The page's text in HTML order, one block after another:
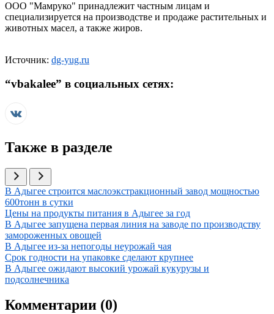
ООО "Мамруко" принадлежит частным лицам и
специализируется на производстве и продаже растительных и
животных масел, а также жиров.
Источник: dg-yug.ru
“vbakalee” в социальных сетях:
Также в разделе
Иллюстрация новости
В Адыгее строится маслоэкстракционный завод мощностью
600тонн в сутки
Иллюстрация новости
Цены на продукты питания в Адыгее за год
Иллюстрация новости
В Адыгее запущена первая линия на заводе по производству
замороженных овощей
Иллюстрация новости
В Адыгее из-за непогоды неурожай чая
Иллюстрация новости
Срок годности на упаковке сделают крупнее
Иллюстрация новости
В Адыгее ожидают высокий урожай кукурузы и
подсолнечника
Комментарии (0)